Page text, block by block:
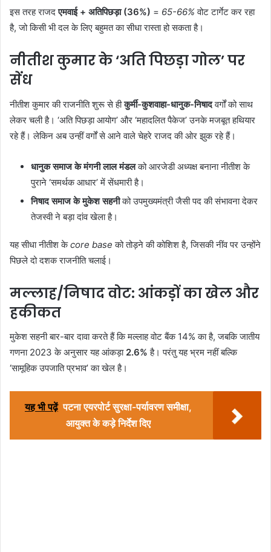
इस तरह राजदएमवाई + अतिपिछड़ा (36%) = 65-66%वोट टार्गेट कर रहा
है, जो किसी भी दल के लिए बहुमत का सीधा रास्ता हो सकता है।
नीतीश कुमार के ‘अति पिछड़ा गोल’ पर
सेंध
नीतीश कुमार की राजनीति शुरू से हीकुर्मी-कुशवाहा-धानुक-निषादवर्गों को साथ
लेकर चली है। ‘अति पिछड़ा आयोग’ और ‘महादलित पैकेज’ उनके मजबूत हथियार
रहे हैं। लेकिन अब उन्हीं वर्गों से आने वाले चेहरे राजद की ओर झुक रहे हैं।
धानुक समाज के मंगनी लाल मंडलको आरजेडी अध्यक्ष बनाना नीतीश के
पुराने ‘समर्थक आधार’ में सेंधमारी है।
निषाद समाज के मुकेश सहनीको उपमुख्यमंत्री जैसी पद की संभावना देकर
तेजस्वी ने बड़ा दांव खेला है।
यह सीधा नीतीश केcore base को तोड़ने की कोशिश है, जिसकी नींव पर उन्होंने
पिछले दो दशक राजनीति चलाई।
मल्लाह/निषाद वोट: आंकड़ों का खेल और
हकीकत
मुकेश सहनी बार-बार दावा करते हैं कि मल्लाह वोट बैंक 14% का है, जबकि जातीय
गणना 2023 के अनुसार यह आंकड़ा 2.6% है। परंतु यह भ्रम नहीं बल्कि
‘सामूहिक उपजाति प्रभाव’ का खेल है।
यह भी पढ़ें पटना एयरपोर्ट सुरक्षा-पर्यावरण समीक्षा,
आयुक्त के कड़े निर्देश दिए